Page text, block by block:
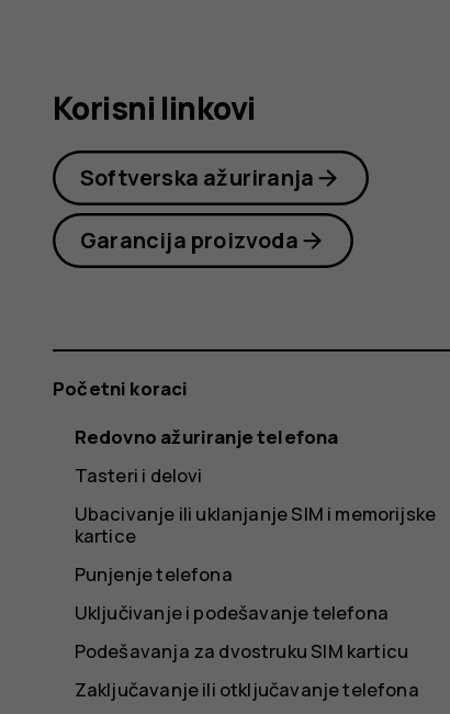
Korisni linkovi
Softverska ažuriranja
Garancija proizvoda
Početni koraci
Redovno ažuriranje telefona
Tasteri i delovi
Ubacivanje ili uklanjanje SIM i memorijske
kartice
Punjenje telefona
Uključivanje i podešavanje telefona
Podešavanja za dvostruku SIM karticu
Zaključavanje ili otključavanje telefona